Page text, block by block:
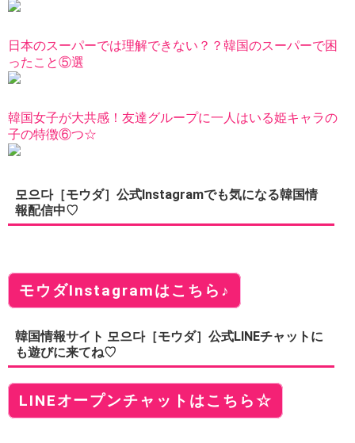
日本のスーパーでは理解できない？？韓国のスーパーで困
ったこと⑤選
韓国女子が大共感！友達グループに一人はいる姫キャラの
子の特徴⑥つ☆
모으다［モウダ］公式Instagramでも気になる韓国情
報配信中♡
モウダInstagramはこちら♪
韓国情報サイト 모으다［モウダ］公式LINEチャットに
も遊びに来てね♡
LINEオープンチャットはこちら☆